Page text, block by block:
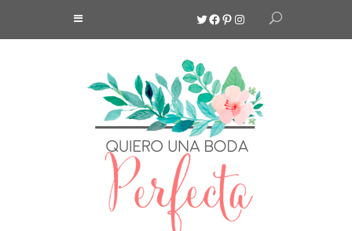
Twitter
Facebook
Pinterest
Instagram